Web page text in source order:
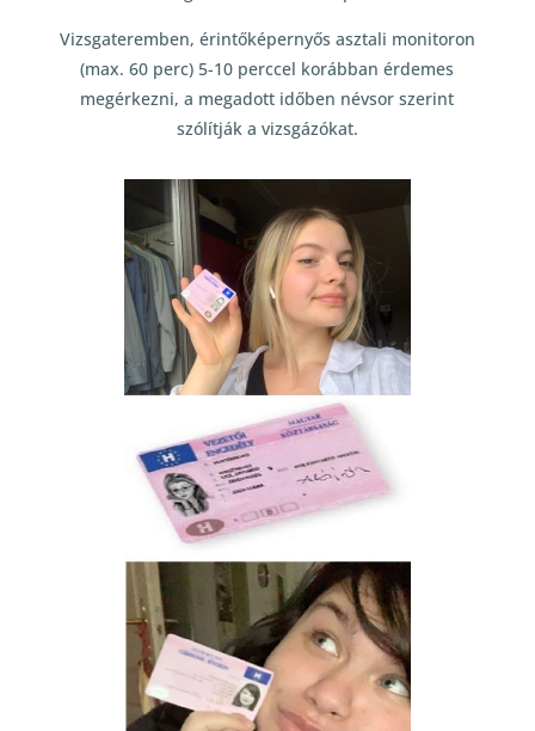
Vizsgateremben, érintőképernyős asztali monitoron
(max. 60 perc) 5-10 perccel korábban érdemes
megérkezni, a megadott időben névsor szerint
szólítják a vizsgázókat.